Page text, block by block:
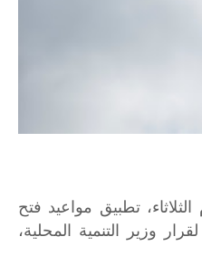
تطبيق مواعيد فتح
وزير التنمية المحلية،